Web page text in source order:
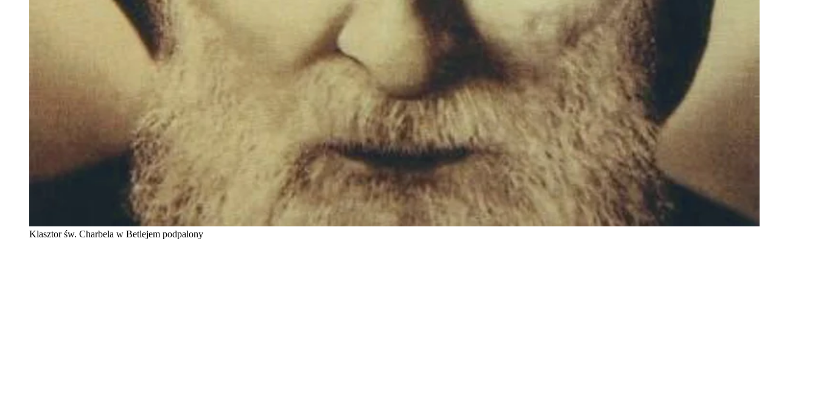
Klasztor św. Charbela w Betlejem podpalony